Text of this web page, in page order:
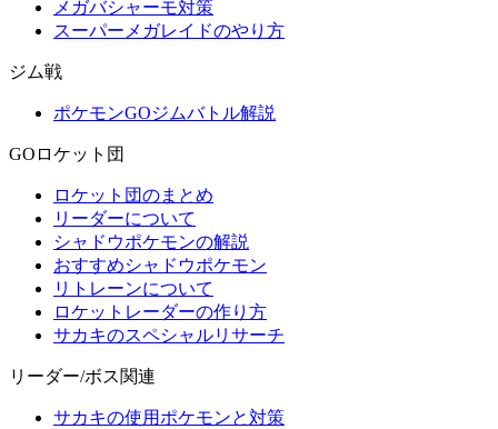
メガバシャーモ対策
スーパーメガレイドのやり方
ジム戦
ポケモンGOジムバトル解説
GOロケット団
ロケット団のまとめ
リーダーについて
シャドウポケモンの解説
おすすめシャドウポケモン
リトレーンについて
ロケットレーダーの作り方
サカキのスペシャルリサーチ
リーダー/ボス関連
サカキの使用ポケモンと対策